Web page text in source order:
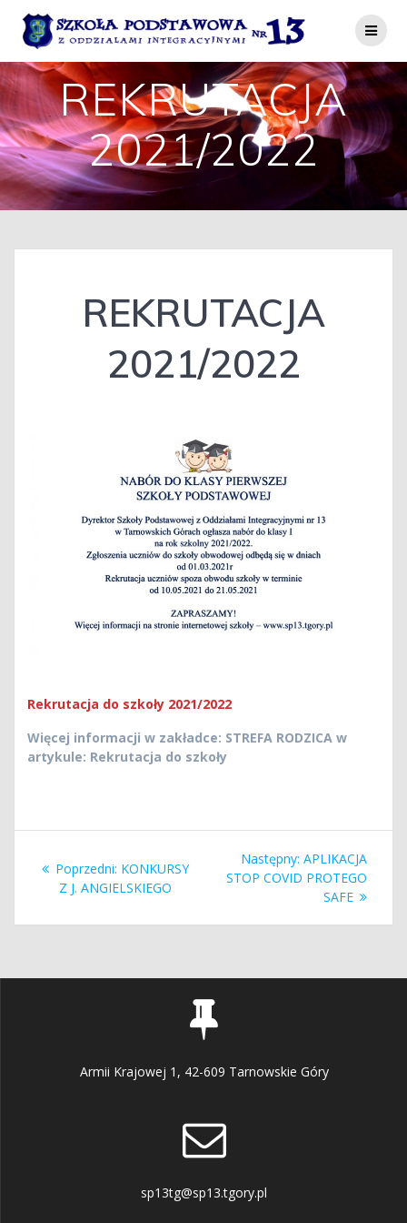
do
treści
REKRUTACJA
2021/2022
REKRUTACJA
2021/2022
Rekrutacja do szkoły 2021/2022
Więcej informacji w zakładce: STREFA RODZICA w
artykule: Rekrutacja do szkoły
wpisu
Poprzedni: Poprzedni
wpis:
KONKURSY
Z J. ANGIELSKIEGO
Następny: Następny
wpis:
APLIKACJA
STOP COVID PROTEGO
SAFE
Armii Krajowej 1, 42-609 Tarnowskie Góry
sp13tg@sp13.tgory.pl